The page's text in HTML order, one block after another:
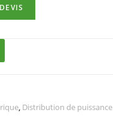
, Distribution de puissance